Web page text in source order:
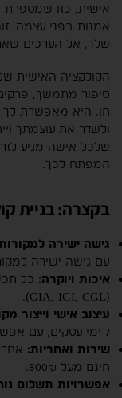
אישית, כזו שמספרת
אמנות בפני עצמה.
שלך, אל הערכים
הקולקציה האישית
סיפור מתמשך,
חן. היא מאפשרת
ולשדר את עוצמתך
שלכל אישה מגיע
המפתח לכך.
בקצרה: בניית
גישה ישירה
עם גישה ישירה
איכות ויוקרה: כל
(GIA, IGI, CGL).
עיצוב אישי וייצור
7 ימי עסקים, עם אפשרות לעיצוב אישי מלא.
שירות ואחריות:
חינם מעל 800₪.
אפשרויות תשלום